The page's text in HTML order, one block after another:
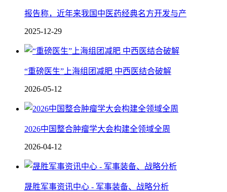
报告称，近年来我国中医药经典名方开发与产
2025-12-29
“重磅医生”上海组团减肥 中西医结合破解
2026-05-12
2026中国整合肿瘤学大会构建全领域全周
2026-04-12
晟胜军事资讯中心 - 军事装备、战略分析